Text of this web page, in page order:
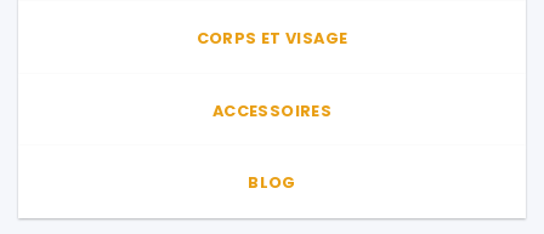
CORPS ET VISAGE
ACCESSOIRES
BLOG